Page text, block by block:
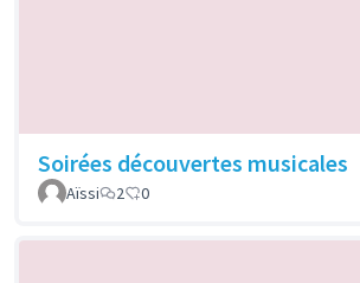
Soirées découvertes musicales
Aïssi
2 0